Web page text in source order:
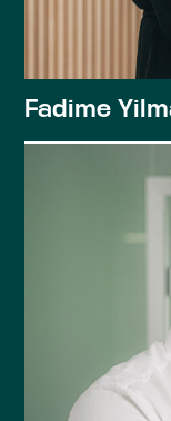
Fadime
Bachelor of
Studium der
Hochschule